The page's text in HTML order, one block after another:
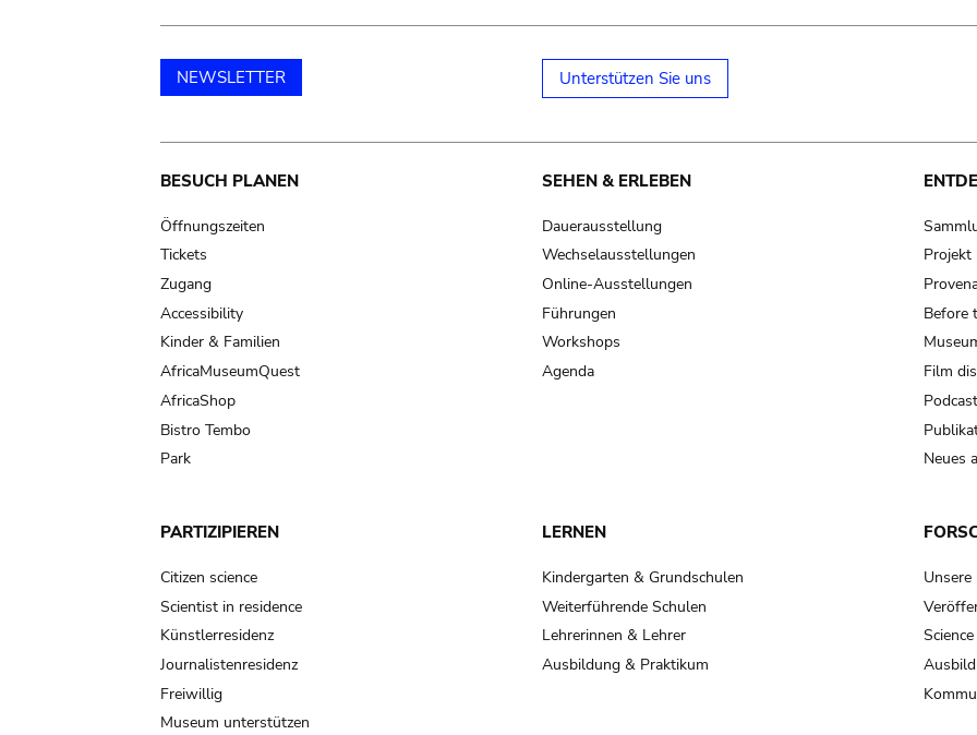
NEWSLETTER Unterstützen Sie uns
Main
navigation
BESUCH PLANEN
Öffnungszeiten
Tickets
Zugang
Accessibility
Kinder & Familien
AfricaMuseumQuest
AfricaShop
Bistro Tembo
Park
SEHEN & ERLEBEN
Dauerausstellung
Wechselausstellungen
Online-Ausstellungen
Führungen
Workshops
Agenda
Projekt
Before
Film
Neues
PARTIZIPIEREN
Citizen science
Scientist in residence
Künstlerresidenz
Journalistenresidenz
Freiwillig
Museum unterstützen
LERNEN
Kindergarten & Grundschulen
Weiterführende Schulen
Lehrerinnen & Lehrer
Ausbildung & Praktikum